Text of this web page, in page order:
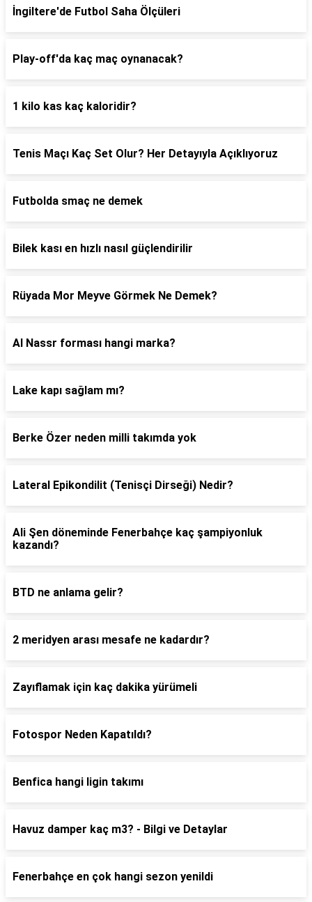
İngiltere'de Futbol Saha Ölçüleri
Play-off'da kaç maç oynanacak?
1 kilo kas kaç kaloridir?
Tenis Maçı Kaç Set Olur? Her Detayıyla Açıklıyoruz
Futbolda smaç ne demek
Bilek kası en hızlı nasıl güçlendirilir
Rüyada Mor Meyve Görmek Ne Demek?
Al Nassr forması hangi marka?
Lake kapı sağlam mı?
Berke Özer neden milli takımda yok
Lateral Epikondilit (Tenisçi Dirseği) Nedir?
Ali Şen döneminde Fenerbahçe kaç şampiyonluk
kazandı?
BTD ne anlama gelir?
2 meridyen arası mesafe ne kadardır?
Zayıflamak için kaç dakika yürümeli
Fotospor Neden Kapatıldı?
Benfica hangi ligin takımı
Havuz damper kaç m3? - Bilgi ve Detaylar
Fenerbahçe en çok hangi sezon yenildi